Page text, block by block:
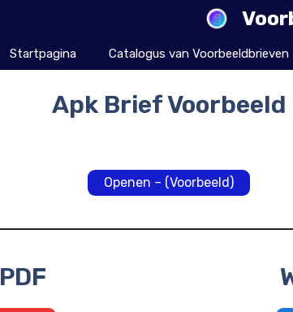
Startpagina Catalogus van Voorbeeldbrieven
Apk Brief Voorbeeld
Openen – (Voorbeeld)
PDF